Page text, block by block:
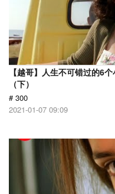
【越哥】人生不可错过的6
（下）
# 300
2021-01-07 09:09